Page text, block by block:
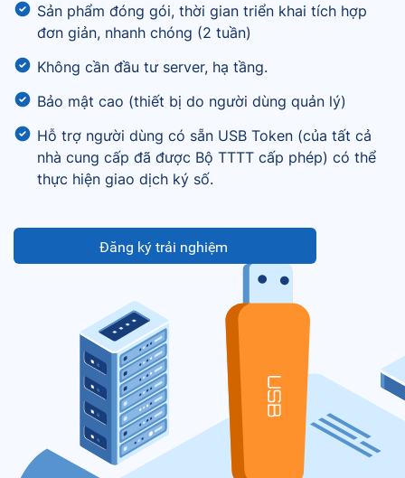
Sản phẩm đóng gói, thời gian triển khai tích hợp
đơn giản, nhanh chóng (2 tuần)
Không cần đầu tư server, hạ tầng.
Bảo mật cao (thiết bị do người dùng quản lý)
Hỗ trợ người dùng có sẵn USB Token (của tất cả
nhà cung cấp đã được Bộ TTTT cấp phép) có thể
thực hiện giao dịch ký số.
Đăng ký trải nghiệm